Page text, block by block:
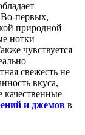
первых,
природной
нотки
чувствуется
свежесть не
вкуса,
качественные
и джемов в